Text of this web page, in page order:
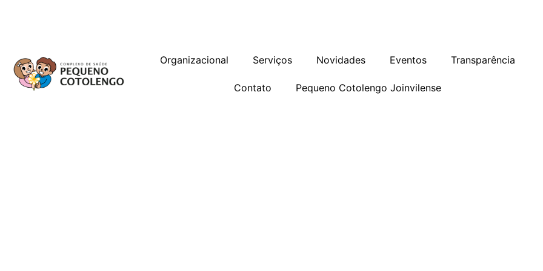
Organizacional Serviços Novidades Eventos Transparência
Contato Pequeno Cotolengo Joinvilense